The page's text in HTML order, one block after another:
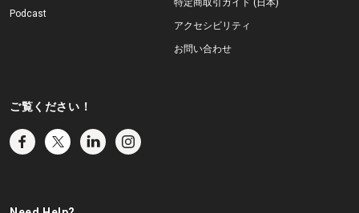
Podcast
特定商取引ガイド (日本)
アクセシビリティ
お問い合わせ
ご覧ください！